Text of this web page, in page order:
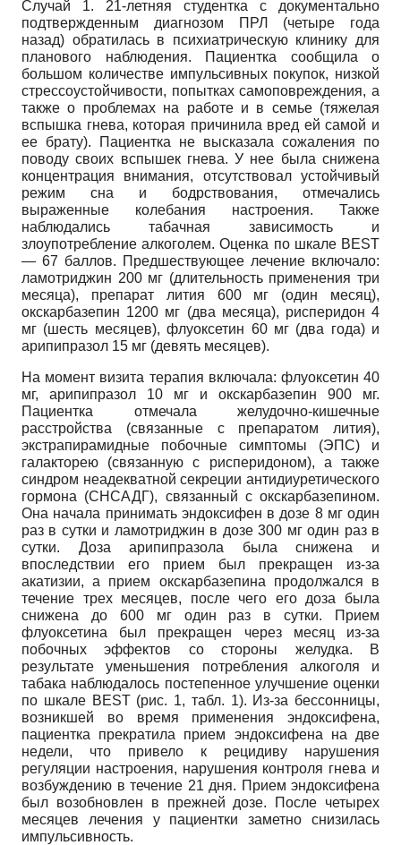
Случай 1. 21-летняя студентка с документально
подтвержденным диагнозом ПРЛ (четыре года
назад) обратилась в психиатрическую клинику для
планового наблюдения. Пациентка сообщила о
большом количестве импульсивных покупок, низкой
стрессоустойчивости, попытках самоповреждения, а
также о проблемах на работе и в семье (тяжелая
вспышка гнева, которая причинила вред ей самой и
ее брату). Пациентка не высказала сожаления по
поводу своих вспышек гнева. У нее была снижена
концентрация внимания, отсутствовал устойчивый
режим сна и бодрствования, отмечались
выраженные колебания настроения. Также
наблюдались табачная зависимость и
злоупотребление алкоголем. Оценка по шкале BEST
— 67 баллов. Предшествующее лечение включало:
ламотриджин 200 мг (длительность применения три
месяца), препарат лития 600 мг (один месяц),
окскарбазепин 1200 мг (два месяца), рисперидон 4
мг (шесть месяцев), флуоксетин 60 мг (два года) и
арипипразол 15 мг (девять месяцев).
На момент визита терапия включала: флуоксетин 40
мг, арипипразол 10 мг и окскарбазепин 900 мг.
Пациентка отмечала желудочно-кишечные
расстройства (связанные с препаратом лития),
экстрапирамидные побочные симптомы (ЭПС) и
галакторею (связанную с рисперидоном), а также
синдром неадекватной секреции антидиуретического
гормона (СНСАДГ), связанный с окскарбазепином.
Она начала принимать эндоксифен в дозе 8 мг один
раз в сутки и ламотриджин в дозе 300 мг один раз в
сутки. Доза арипипразола была снижена и
впоследствии его прием был прекращен из-за
акатизии, а прием окскарбазепина продолжался в
течение трех месяцев, после чего его доза была
снижена до 600 мг один раз в сутки. Прием
флуоксетина был прекращен через месяц из-за
побочных эффектов со стороны желудка. В
результате уменьшения потребления алкоголя и
табака наблюдалось постепенное улучшение оценки
по шкале BEST (рис. 1, табл. 1). Из-за бессонницы,
возникшей во время применения эндоксифена,
пациентка прекратила прием эндоксифена на две
недели, что привело к рецидиву нарушения
регуляции настроения, нарушения контроля гнева и
возбуждению в течение 21 дня. Прием эндоксифена
был возобновлен в прежней дозе. После четырех
месяцев лечения у пациентки заметно снизилась
импульсивность.